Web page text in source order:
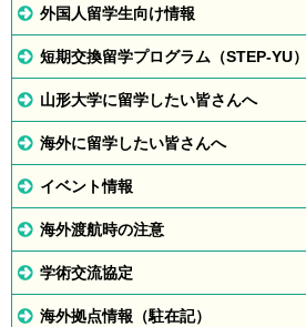
外国人留学生向け情報
短期交換留学プログラム（STEP-YU）
山形大学に留学したい皆さんへ
海外に留学したい皆さんへ
イベント情報
海外渡航時の注意
学術交流協定
海外拠点情報（駐在記）